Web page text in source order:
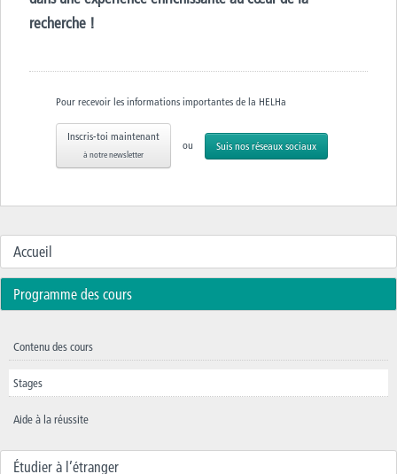
recherche !
Pour recevoir les informations importantes de la HELHa
Inscris-toi maintenant
à notre newsletter
ou Suis nos réseaux sociaux
Accueil
Programme des cours
Contenu des cours
Stages
Aide à la réussite
Étudier à l’étranger